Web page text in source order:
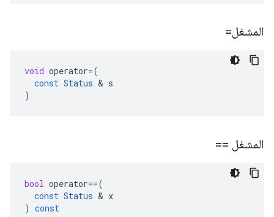
المشغل=
void operator=(
const Status & s
)
المشغل ==
bool operator==(
const Status & x
) const